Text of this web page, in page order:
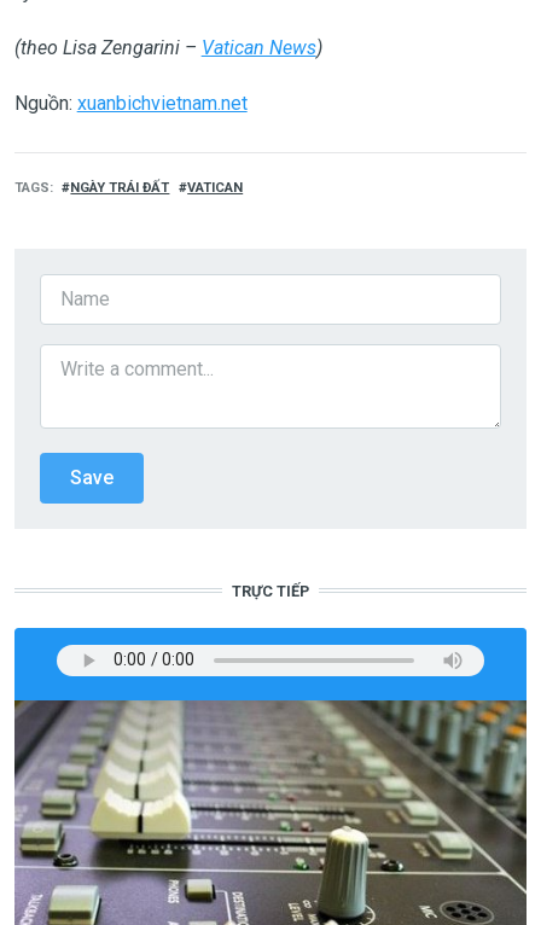
(theo Lisa Zengarini – Vatican News)
Nguồn: xuanbichvietnam.net
TAGS NGÀY TRÁI ĐẤT VATICAN
TRỰC TIẾP